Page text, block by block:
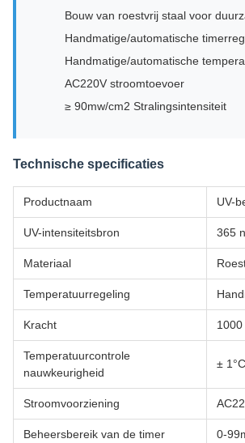
Bouw van roestvrij staal voor
Handmatige/automatische
Handmatige/automatische
AC220V stroomtoevoer
≥ 90mw/cm2 Stralingsintensiteit
Technische specificaties
Productnaam UV-
UV-intensiteitsbron 365
Materiaal
Temperatuurregeling
Kracht 1000
Temperatuurcontrole
nauwkeurigheid
± 1°C
Stroomvoorziening
Beheersbereik van de timer 0-